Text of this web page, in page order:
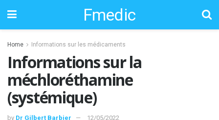
Fmedic
Home Informations sur les médicaments
Informations sur la
méchloréthamine
(systémique)
by Dr Gilbert Barbier 12/05/2022